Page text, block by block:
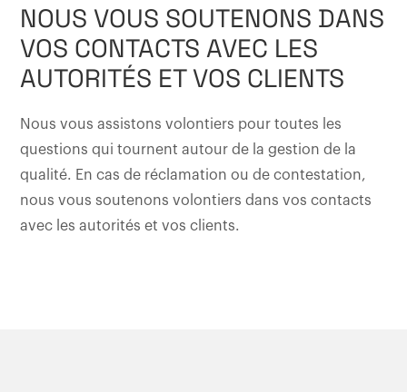
NOUS VOUS SOUTENONS DANS
VOS CONTACTS AVEC LES
AUTORITÉS ET VOS CLIENTS
Nous vous assistons volontiers pour toutes les
questions qui tournent autour de la gestion de la
qualité. En cas de réclamation ou de contestation,
nous vous soutenons volontiers dans vos contacts
avec les autorités et vos clients.